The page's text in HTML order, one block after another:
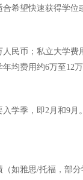
希望快速获得学位
币；私立大学
均费用约6万至12
季，即2月和9
如雅思/托福，部